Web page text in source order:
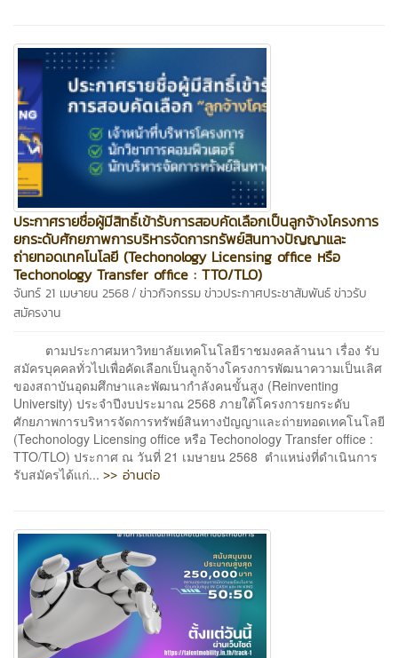
ประกาศรายชื่อผู้มีสิทธิ์เข้ารับการสอบคัดเลือกเป็นลูกจ้างโครงการ
ยกระดับศักยภาพการบริหารจัดการทรัพย์สินทางปัญญาและ
ถ่ายทอดเทคโนโลยี (Techonology Licensing office หรือ
Techonology Transfer office : TTO/TLO)
จันทร์ 21 เมษายน 2568 / ข่าวกิจกรรมข่าวประกาศประชาสัมพันธ์ข่าวรับ
สมัครงาน
ตามประกาศมหาวิทยาลัยเทคโนโลยีราชมงคลล้านนา เรื่อง รับ
สมัครบุคคลทั่วไปเพื่อคัดเลือกเป็นลูกจ้างโครงการพัฒนาความเป็นเลิศ
ของสถาบันอุดมศึกษาและพัฒนากำลังคนขั้นสูง (Reinventing
University) ประจำปีงบประมาณ 2568 ภายใต้โครงการยกระดับ
ศักยภาพการบริหารจัดการทรัพย์สินทางปัญญาและถ่ายทอดเทคโนโลยี
(Techonology Licensing office หรือ Techonology Transfer office :
TTO/TLO) ประกาศ ณ วันที่ 21 เมษายน 2568 ตำแหน่งที่ดำเนินการ
รับสมัครได้แก่... >> อ่านต่อ